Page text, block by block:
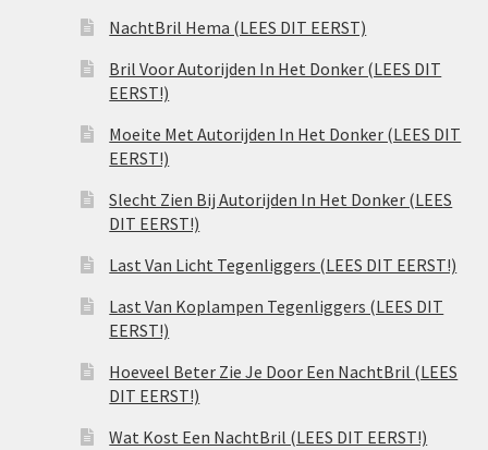
NachtBril Hema (LEES DIT EERST)
Bril Voor Autorijden In Het Donker (LEES DIT
EERST!)
Moeite Met Autorijden In Het Donker (LEES DIT
EERST!)
Slecht Zien Bij Autorijden In Het Donker (LEES
DIT EERST!)
Last Van Licht Tegenliggers (LEES DIT EERST!)
Last Van Koplampen Tegenliggers (LEES DIT
EERST!)
Hoeveel Beter Zie Je Door Een NachtBril (LEES
DIT EERST!)
Wat Kost Een NachtBril (LEES DIT EERST!)